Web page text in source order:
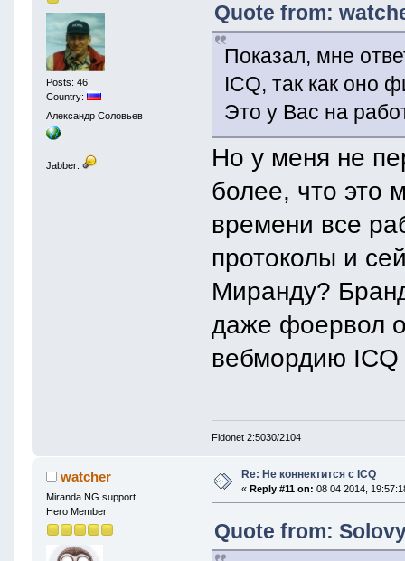
Posts: 46
Country:
Александр Соловьев
Jabber:
Quote from:
Показал, мне
ICQ, так как оно
Это у Вас на
Но у меня не
более, что это
времени все
протоколы и
Миранду?
даже фоервол
вебмордию ICQ
Fidonet 2:5030/2104
watcher
Miranda NG support
Hero Member
Re: Не коннектится с ICQ
« Reply #11 on: 08 04 2014,
Quote from: